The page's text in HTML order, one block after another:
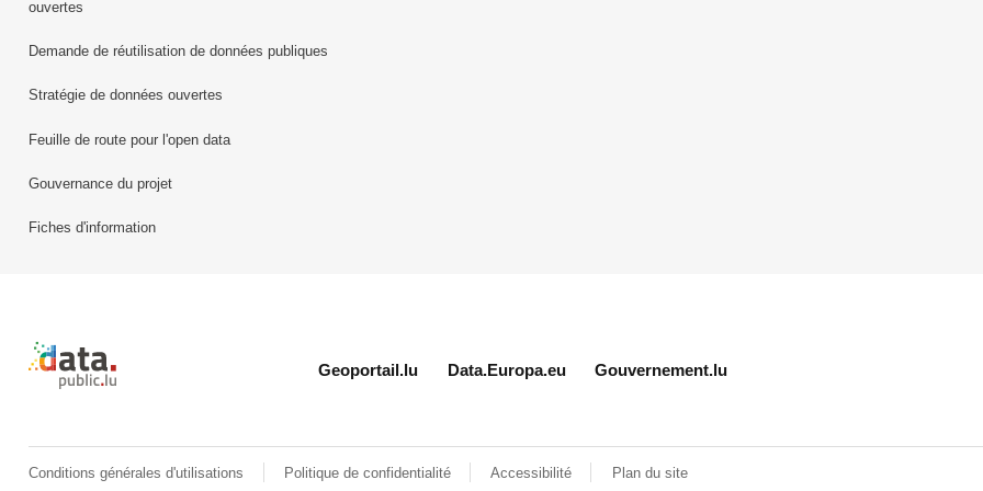
ouvertes
Demande de réutilisation de données publiques
Stratégie de données ouvertes
Feuille de route pour l'open data
Gouvernance du projet
Fiches d'information
Retour à l'accueil de data.public.lu
Geoportail.lu Data.Europa.eu Gouvernement.lu
Conditions générales d'utilisations Politique de confidentialité Accessibilité Plan du site